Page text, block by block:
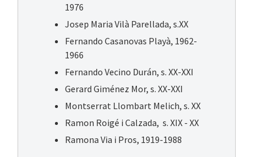
1976
Josep Maria Vilà Parellada, s.XX
Fernando Casanovas Playà, 1962-
1966
Fernando Vecino Durán, s. XX-XXI
Gerard Giménez Mor, s. XX-XXI
Montserrat Llombart Melich, s. XX
Ramon Roigé i Calzada, s. XIX - XX
Ramona Via i Pros, 1919-1988